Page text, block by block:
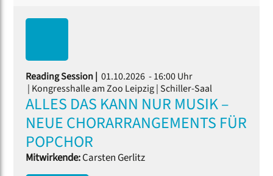
Reading Session | 01.10.2026 - 16:00 Uhr
| Kongresshalle am Zoo Leipzig | Schiller-Saal
ALLES DAS KANN NUR MUSIK –
NEUE CHORARRANGEMENTS FÜR
POPCHOR
Mitwirkende:Carsten Gerlitz